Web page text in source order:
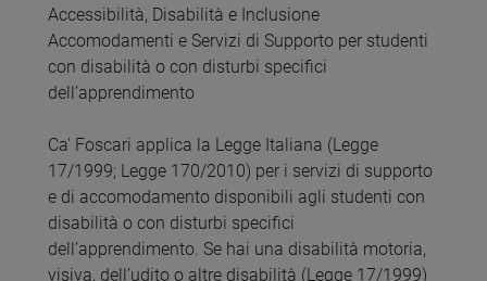
Accessibilità, Disabilità e Inclusione
Accomodamenti e Servizi di Supporto per studenti
con disabilità o con disturbi specifici
dell’apprendimento
Ca' Foscari applica la Legge Italiana (Legge
17/1999; Legge 170/2010) per i servizi di supporto
e di accomodamento disponibili agli studenti con
disabilità o con disturbi specifici
dell’apprendimento. Se hai una disabilità motoria,
visiva, dell’udito o altre disabilità (Legge 17/1999)